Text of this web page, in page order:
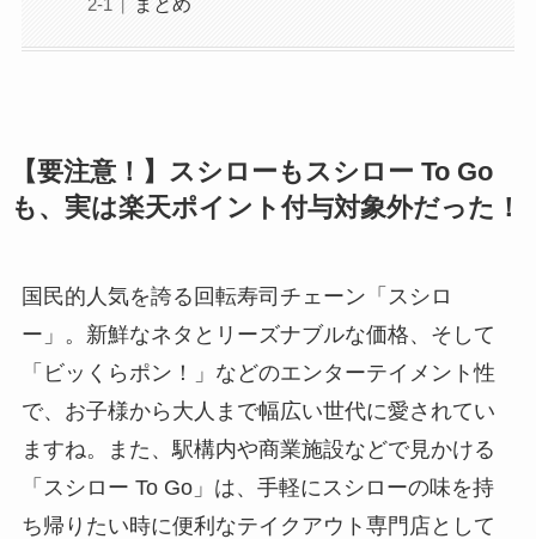
【要注意！】スシローもスシロー To Go
も、実は楽天ポイント付与対象外だった！
国民的人気を誇る回転寿司チェーン「スシロ
ー」。新鮮なネタとリーズナブルな価格、そして
「ビッくらポン！」などのエンターテイメント性
で、お子様から大人まで幅広い世代に愛されてい
ますね。また、駅構内や商業施設などで見かける
「スシロー To Go」は、手軽にスシローの味を持
ち帰りたい時に便利なテイクアウト専門店として